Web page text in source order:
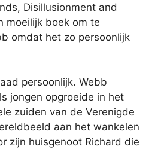
Disillusionment and
moeilijk boek om te
omdat het zo persoonlijk
persoonlijk. Webb
jongen opgroeide in het
zuiden van de Verenigde
aan het wankelen
zijn huisgenoot Richard die